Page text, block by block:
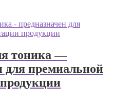
тоника —
для премиальной